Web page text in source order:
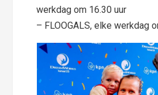
werkdag om 16.30 uur
– FLOOGALS, elke werkdag